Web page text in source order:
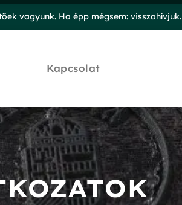
vagyunk. Ha épp mégsem: visszahívjuk.
Kapcsolat